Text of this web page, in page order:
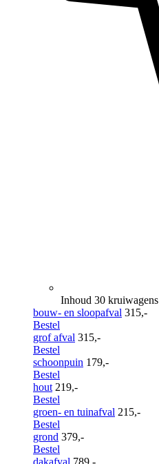
Inhoud 30 kruiwagens
bouw- en sloopafval 315,-
Bestel
grof afval 315,-
Bestel
schoonpuin 179,-
Bestel
hout 219,-
Bestel
groen- en tuinafval 215,-
Bestel
grond 379,-
Bestel
dakafval 789,-